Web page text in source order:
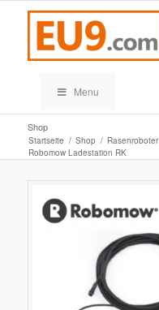
Menu
Shop
Startseite / Shop / Rasenroboter
Robomow Ladestation RK